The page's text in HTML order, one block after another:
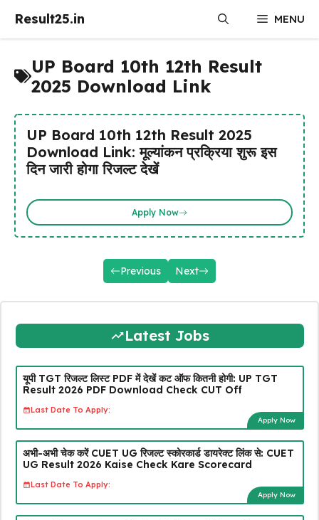
Result25.in MENU
UP Board 10th 12th Result
2025 Download Link
UP Board 10th 12th Result 2025
Download Link: मूल्यांकन प्रक्रिया शुरू इस
दिन जारी होगा रिजल्ट देखें
Apply Now
Previous Next
Latest Jobs
यूपी TGT रिजल्ट लिस्ट PDF में देखें कट ऑफ कितनी होगी: UP TGT
Result 2026 PDF Download Check CUT Off
Last Date To Apply:
Apply Now
अभी-अभी चेक करें CUET UG रिजल्ट स्कोरकार्ड डायरेक्ट लिंक से: CUET
UG Result 2026 Kaise Check Kare Scorecard
Last Date To Apply:
Apply Now